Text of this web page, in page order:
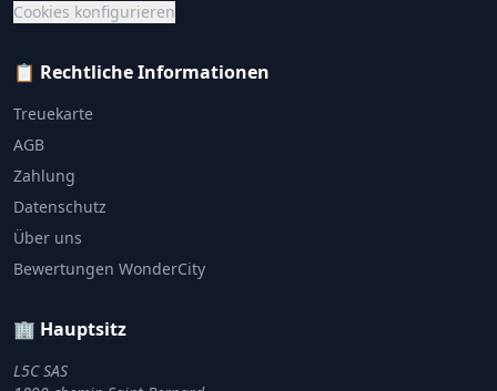
Cookies konfigurieren
📋 Rechtliche Informationen
Treuekarte
AGB
Zahlung
Datenschutz
Über uns
Bewertungen WonderCity
🏢 Hauptsitz
L5C SAS